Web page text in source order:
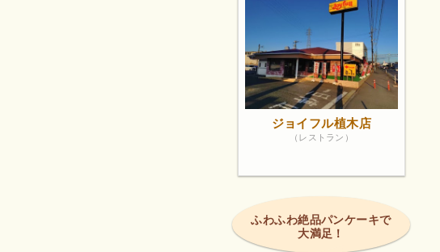
ジョイフル植木店
（レストラン）
ふわふわ絶品パンケーキで
大満足！